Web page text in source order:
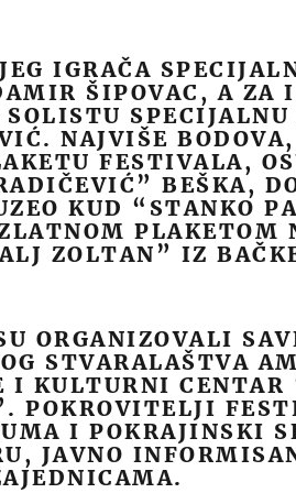
IGRAČA
ŠIPOVAC, A ZA
SOLISTU
NAJVIŠE
FESTIVALA,
BEŠKA,
KUD “STANKO
PLAKETOM
ZOLTAN” IZ
ORGANIZOVALI
STVARALAŠTVA
I KULTURNI CENTAR
POKROVITELJI
I POKRAJINSKI
JAVNO